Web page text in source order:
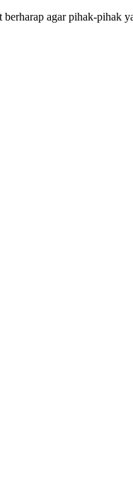
agar pihak-pihak